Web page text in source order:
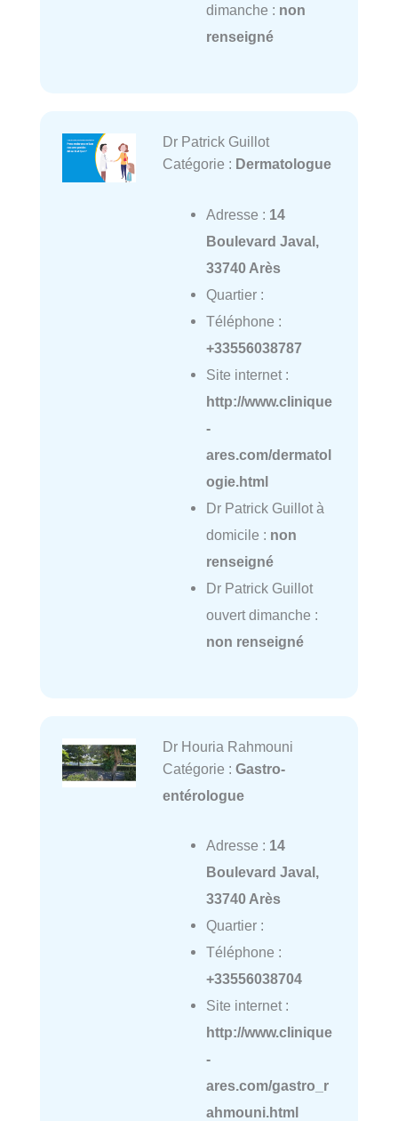
dimanche : non
renseigné
Dr Patrick Guillot
Catégorie : Dermatologue
Adresse : 14
Boulevard Javal,
33740 Arès
Quartier :
Téléphone :
+33556038787
Site internet :
http://www.clinique
-
ares.com/dermatol
ogie.html
Dr Patrick Guillot à
domicile : non
renseigné
Dr Patrick Guillot
ouvert dimanche :
non renseigné
Dr Houria Rahmouni
Catégorie : Gastro-
entérologue
Adresse : 14
Boulevard Javal,
33740 Arès
Quartier :
Téléphone :
+33556038704
Site internet :
http://www.clinique
-
ares.com/gastro_r
ahmouni.html